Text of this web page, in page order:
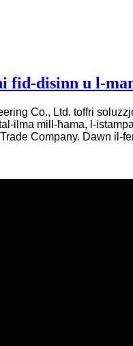
fid-disinn u l-
Co., Ltd. toffri
ilma mill-ħama, l-
Company. Dawn